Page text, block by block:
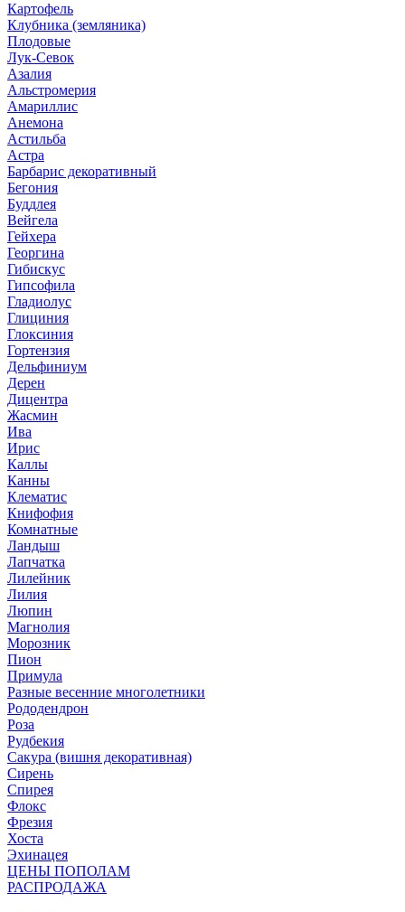
Картофель
Клубника (земляника)
Плодовые
Лук-Севок
Азалия
Альстромерия
Амариллис
Анемона
Астильба
Астра
Барбарис декоративный
Бегония
Буддлея
Вейгела
Гейхера
Георгина
Гибискус
Гипсофила
Гладиолус
Глициния
Глоксиния
Гортензия
Дельфиниум
Дерен
Дицентра
Жасмин
Ива
Ирис
Каллы
Канны
Клематис
Книфофия
Комнатные
Ландыш
Лапчатка
Лилейник
Лилия
Люпин
Магнолия
Морозник
Пион
Примула
Разные весенние многолетники
Рододендрон
Роза
Рудбекия
Сакура (вишня декоративная)
Сирень
Спирея
Флокс
Фрезия
Хоста
Эхинацея
ЦЕНЫ ПОПОЛАМ
РАСПРОДАЖА